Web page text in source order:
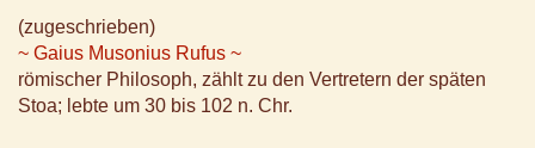
(zugeschrieben)
~ Gaius Musonius Rufus ~
römischer Philosoph, zählt zu den Vertretern der späten
Stoa; lebte um 30 bis 102 n. Chr.